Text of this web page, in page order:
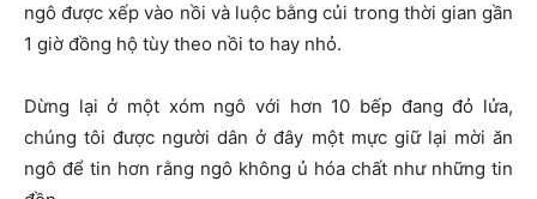
ngô được xếp vào nồi và luộc bằng củi trong thời gian gần
1 giờ đồng hộ tùy theo nồi to hay nhỏ.
Dừng lại ở một xóm ngô với hơn 10 bếp đang đỏ lửa,
chúng tôi được người dân ở đây một mực giữ lại mời ăn
ngô để tin hơn rằng ngô không ủ hóa chất như những tin